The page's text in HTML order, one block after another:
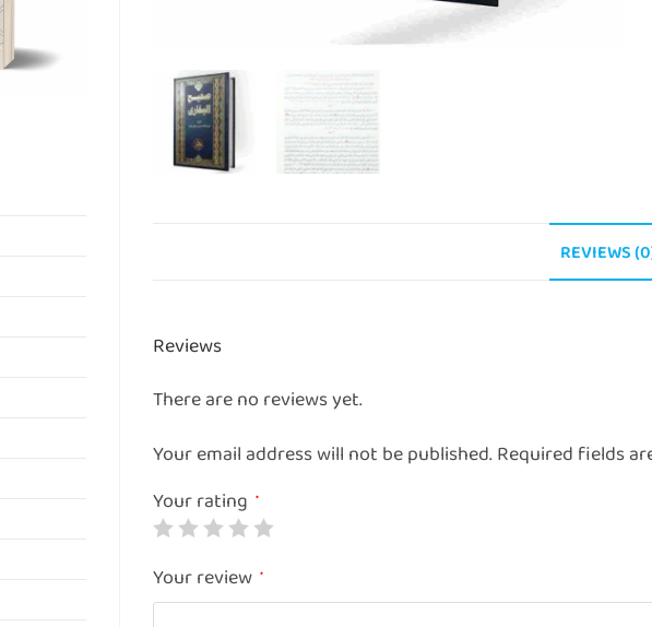
REVIEWS
Reviews
There are no reviews yet.
Your email address will not be published.Required fields
Your rating *
Your review *